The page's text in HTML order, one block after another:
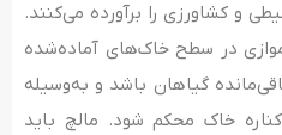
و کشاورزی را برآورده می‌کنند.
در سطح خاک‌های آماده‌شده
گیاهان باشد و به‌وسیله
خاک محکم شود. مالچ باید